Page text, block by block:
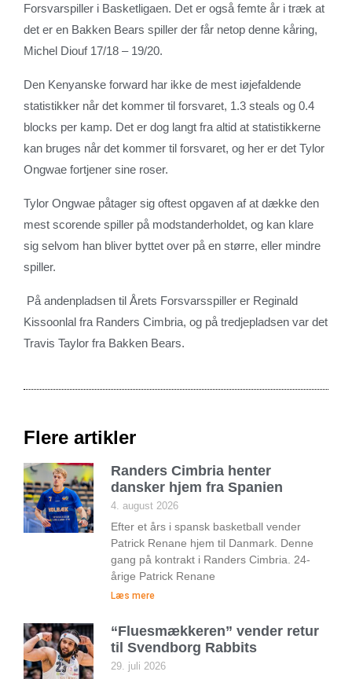
Forsvarspiller i Basketligaen. Det er også femte år i træk at
det er en Bakken Bears spiller der får netop denne kåring,
Michel Diouf 17/18 – 19/20.
Den Kenyanske forward har ikke de mest iøjefaldende
statistikker når det kommer til forsvaret, 1.3 steals og 0.4
blocks per kamp. Det er dog langt fra altid at statistikkerne
kan bruges når det kommer til forsvaret, og her er det Tylor
Ongwae fortjener sine roser.
Tylor Ongwae påtager sig oftest opgaven af at dække den
mest scorende spiller på modstanderholdet, og kan klare
sig selvom han bliver byttet over på en større, eller mindre
spiller.
På andenpladsen til Årets Forsvarsspiller er Reginald
Kissoonlal fra Randers Cimbria, og på tredjepladsen var det
Travis Taylor fra Bakken Bears.
Flere artikler
Randers Cimbria henter
dansker hjem fra Spanien
4. august 2026
Efter et års i spansk basketball vender
Patrick Renane hjem til Danmark. Denne
gang på kontrakt i Randers Cimbria. 24-
årige Patrick Renane
Læs mere
“Fluesmækkeren” vender retur
til Svendborg Rabbits
29. juli 2026